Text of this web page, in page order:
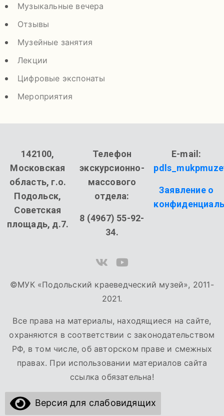
Музыкальные вечера
Отзывы
Музейные занятия
Лекции
Цифровые экспонаты
Мероприятия
142100,
Московская
область, г.о.
Подольск,
Советская
площадь, д.7.
Телефон
экскурсионно-
массового
отдела:
8 (4967) 55-92-
34.
E-mail:
Заявление о
©МУК «Подольский краеведческий музей», 2011-
2021.
Все права на материалы, находящиеся на сайте,
охраняются в соответствии с законодательством
РФ, в том числе, об авторском праве и смежных
правах. При использовании материалов сайта
ссылка обязательна!
Версия для слабовидящих